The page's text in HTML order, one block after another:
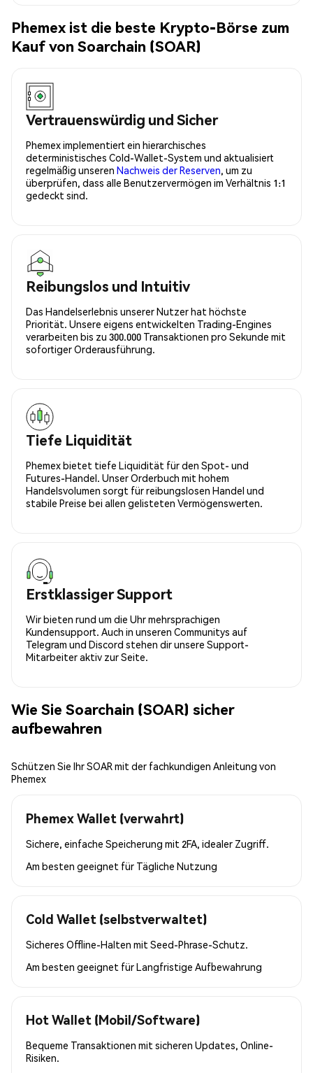
Phemex ist die beste Krypto-Börse zum
Kauf von Soarchain (SOAR)
Vertrauenswürdig und Sicher
Phemex implementiert ein hierarchisches
deterministisches Cold-Wallet-System und aktualisiert
regelmäßig unseren Nachweis der Reserven, um zu
überprüfen, dass alle Benutzervermögen im Verhältnis 1:1
gedeckt sind.
Reibungslos und Intuitiv
Das Handelserlebnis unserer Nutzer hat höchste
Priorität. Unsere eigens entwickelten Trading-Engines
verarbeiten bis zu 300.000 Transaktionen pro Sekunde mit
sofortiger Orderausführung.
Tiefe Liquidität
Phemex bietet tiefe Liquidität für den Spot- und
Futures-Handel. Unser Orderbuch mit hohem
Handelsvolumen sorgt für reibungslosen Handel und
stabile Preise bei allen gelisteten Vermögenswerten.
Erstklassiger Support
Wir bieten rund um die Uhr mehrsprachigen
Kundensupport. Auch in unseren Communitys auf
Telegram und Discord stehen dir unsere Support-
Mitarbeiter aktiv zur Seite.
Wie Sie Soarchain (SOAR) sicher
aufbewahren
Schützen Sie Ihr SOAR mit der fachkundigen Anleitung von
Phemex
Phemex Wallet (verwahrt)
Sichere, einfache Speicherung mit 2FA, idealer Zugriff.
Am besten geeignet für Tägliche Nutzung
Cold Wallet (selbstverwaltet)
Sicheres Offline-Halten mit Seed-Phrase-Schutz.
Am besten geeignet fürLangfristige Aufbewahrung
Hot Wallet (Mobil/Software)
Bequeme Transaktionen mit sicheren Updates, Online-
Risiken.